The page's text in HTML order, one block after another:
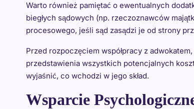
Warto również pamiętać o ewentualnych
biegłych sądowych (np. rzeczoznawców
procesowego, jeśli sąd zasądzi je od strony
Przed rozpoczęciem współpracy z
przedstawienia wszystkich potencjalnych
wyjaśnić, co wchodzi w jego skład.
Wsparcie